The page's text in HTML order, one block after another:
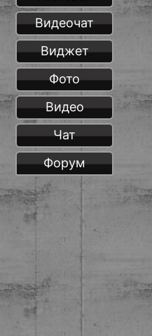
Видеочат
Виджет
Фото
Видео
Чат
Форум